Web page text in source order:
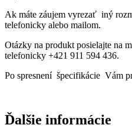
Ak máte záujem vyrezať iný
telefonicky alebo mailom.
Otázky na produkt posielajte na
telefonicky +421 911 594 436.
Po spresnení špecifikácie Vám
Ďalšie informácie